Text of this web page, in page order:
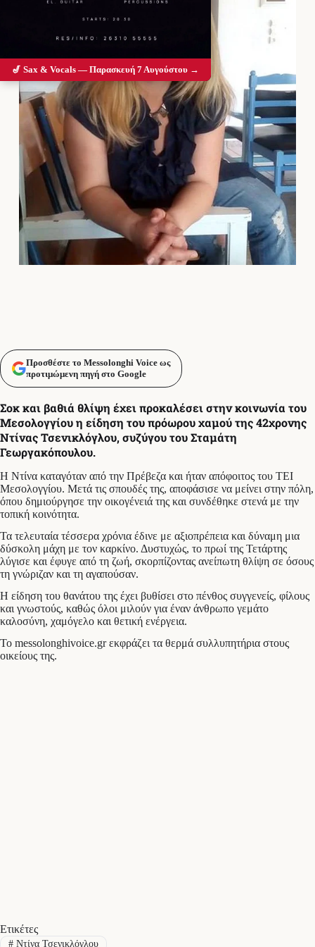
Προσθέστε το Messolonghi Voice ως
προτιμώμενη πηγή στο Google
Σοκ και βαθιά θλίψη έχει προκαλέσει στην κοινωνία του
Μεσολογγίου η είδηση του πρόωρου χαμού της 42χρονης
Ντίνας Τσενικλόγλου, συζύγου του Σταμάτη
Γεωργακόπουλου.
Η Ντίνα καταγόταν από την Πρέβεζα και ήταν απόφοιτος του ΤΕΙ
Μεσολογγίου. Μετά τις σπουδές της, αποφάσισε να μείνει στην πόλη,
όπου δημιούργησε την οικογένειά της και συνδέθηκε στενά με την
τοπική κοινότητα.
Τα τελευταία τέσσερα χρόνια έδινε με αξιοπρέπεια και δύναμη μια
δύσκολη μάχη με τον καρκίνο. Δυστυχώς, το πρωί της Τετάρτης
λύγισε και έφυγε από τη ζωή, σκορπίζοντας ανείπωτη θλίψη σε όσους
τη γνώριζαν και τη αγαπούσαν.
Η είδηση του θανάτου της έχει βυθίσει στο πένθος συγγενείς, φίλους
και γνωστούς, καθώς όλοι μιλούν για έναν άνθρωπο γεμάτο
καλοσύνη, χαμόγελο και θετική ενέργεια.
Το messolonghivoice.gr εκφράζει τα θερμά συλλυπητήρια στους
οικείους της.
Ετικέτες
#Ντίνα Τσενικλόγλου
🎷 Sax & Vocals — Παρασκευή 7 Αυγούστου →